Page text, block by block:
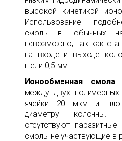
высокой кинетикой
Использование
смолы в "обычных
невозможно, так как
на входе и выходе
щели 0,5 мм.
Ионообменная смола
между двух
ячейки 20 мкм и
диаметру колонны.
отсутствуют
смолы не участвующие в